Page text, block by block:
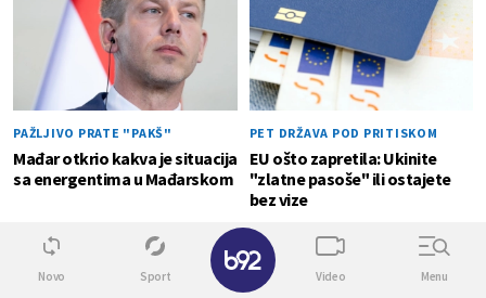
PAŽLJIVO PRATE "PAKŠ"
Mađar otkrio kakva je situacija
sa energentima u Mađarskom
PET DRŽAVA POD PRITISKOM
EU ošto zapretila: Ukinite
"zlatne pasoše" ili ostajete
bez vize
SVET
Najniža godišnja inflacija u Grčkoj u zadnjih
Novo Sport Video Menu
✕